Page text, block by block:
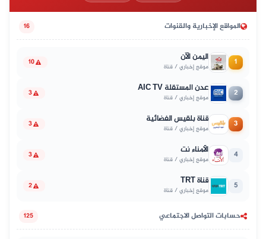
المواقع الإخبارية والقنوات 16
1 اليمن الآن
موقع إخباري / قناة 10
2 عدن المستقلة AIC TV
موقع إخباري / قناة 3
3 قناة بلقيس الفضائية
موقع إخباري / قناة 3
4 الأمناء نت
موقع إخباري / قناة 3
5 قناة TRT
موقع إخباري / قناة 2
حسابات التواصل الاجتماعي 125